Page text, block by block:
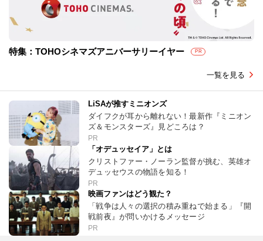
特集：TOHOシネマズアニバーサリーイヤー PR
一覧を見る
LiSAが推すミニオンズ
ダイフクが耳から離れない！最新作『ミニオン
ズ＆モンスターズ』見どころは？
PR
「オデュッセイア」とは
クリストファー・ノーラン監督が挑む、英雄オ
デュッセウスの物語を知る！
PR
映画ファンはどう観た？
「戦争は人々の選択の積み重ねで始まる」『開
戦前夜』が問いかけるメッセージ
PR